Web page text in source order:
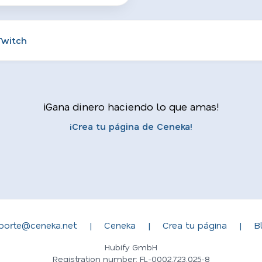
¡Gana dinero haciendo lo que amas!
¡Crea tu página de Ceneka!
| Ceneka | Crea tu página |
Hubify GmbH
Registration number: FL-0002.723.025-8